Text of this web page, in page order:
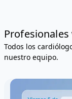
Todos los
nuestro equipo.